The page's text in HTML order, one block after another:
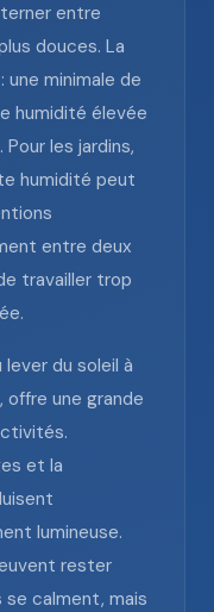
entre
douces. La
minimale de
humidité élevée
les jardins,
humidité peut
entre deux
travailler trop
lever du soleil à
offre une grande
et la
lumineuse.
rester
calment, mais